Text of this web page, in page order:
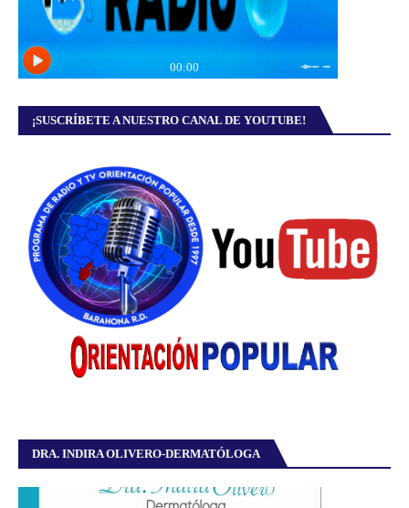
¡SUSCRÍBETE A NUESTRO CANAL DE YOUTUBE!
DRA. INDIRA OLIVERO-DERMATÓLOGA